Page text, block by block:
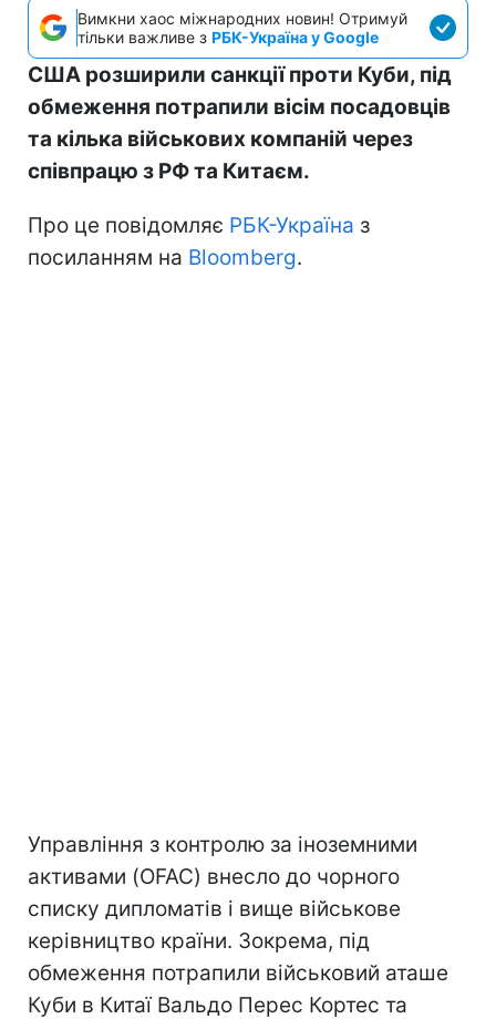
Вимкни хаос міжнародних новин! Отримуй
тільки важливе з РБК-Україна у Google
США розширили санкції проти Куби, під
обмеження потрапили вісім посадовців
та кілька військових компаній через
співпрацю з РФ та Китаєм.
Про це повідомляє РБК-Україна з
посиланням на Bloomberg.
Управління з контролю за іноземними
активами (OFAC) внесло до чорного
списку дипломатів і вище військове
керівництво країни. Зокрема, під
обмеження потрапили військовий аташе
Куби в Китаї Вальдо Перес Кортес та